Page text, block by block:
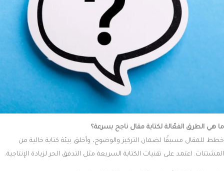
ما هي الطرق الفعّالة لكتابة مقال ناجح بسرعة؟
خطط للمقال مسبقًا لضمان التركيز والوضوح، وأخلق بيئة كتابة خالية من
المشتتات. اعتمد على تقنيات الكتابة السريعة مثل التدفق الحر لزيادة الإنتاجية.